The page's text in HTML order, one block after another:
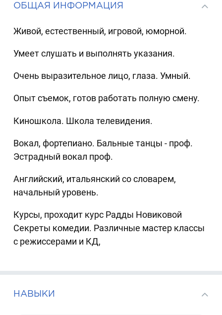
ОБЩАЯ ИНФОРМАЦИЯ
Живой, естественный, игровой, юморной.
Умеет слушать и выполнять указания.
Очень выразительное лицо, глаза. Умный.
Опыт съемок, готов работать полную смену.
Киношкола. Школа телевидения.
Вокал, фортепиано. Бальные танцы - проф.
Эстрадный вокал проф.
Английский, итальянский со словарем,
начальный уровень.
Курсы, проходит курс Радды Новиковой
Секреты комедии. Различные мастер классы
с режиссерами и КД,
НАВЫКИ